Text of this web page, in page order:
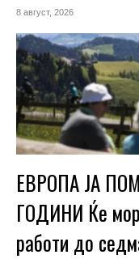
8 август, 2026
ЕВРОПА ЈА
ГОДИНИ Ќе
работи до